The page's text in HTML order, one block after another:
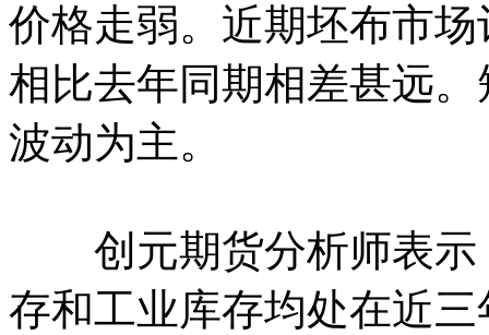
价格走弱。近期坯布市
相比去年同期相差甚远
波动为主。
创元期货分析师表示
存和工业库存均处在近